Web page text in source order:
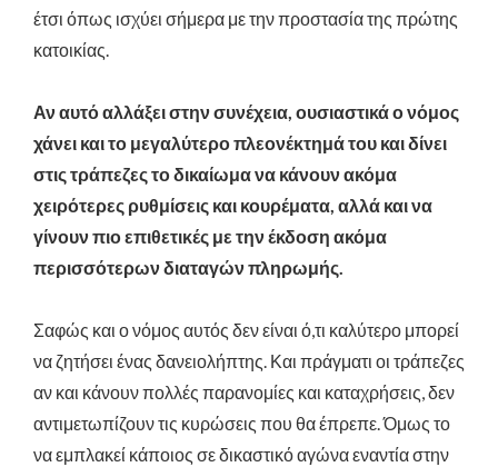
έτσι όπως ισχύει σήμερα με την προστασία της πρώτης
κατοικίας.
Αν αυτό αλλάξει στην συνέχεια, ουσιαστικά ο νόμος
χάνει και το μεγαλύτερο πλεονέκτημά του και δίνει
στις τράπεζες το δικαίωμα να κάνουν ακόμα
χειρότερες ρυθμίσεις και κουρέματα, αλλά και να
γίνουν πιο επιθετικές με την έκδοση ακόμα
περισσότερων διαταγών πληρωμής.
Σαφώς και ο νόμος αυτός δεν είναι ό,τι καλύτερο μπορεί
να ζητήσει ένας δανειολήπτης. Και πράγματι οι τράπεζες
αν και κάνουν πολλές παρανομίες και καταχρήσεις, δεν
αντιμετωπίζουν τις κυρώσεις που θα έπρεπε. Όμως το
να εμπλακεί κάποιος σε δικαστικό αγώνα εναντία στην